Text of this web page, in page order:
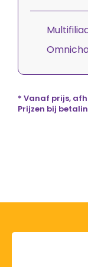
* Vanaf prijs,
Prijzen bij